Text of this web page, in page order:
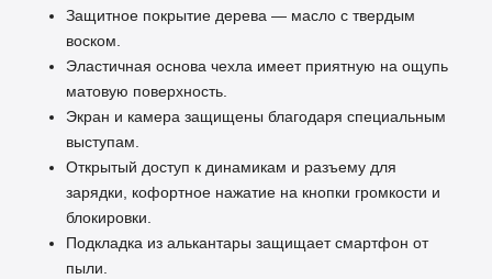
Защитное покрытие дерева — масло с твердым
воском.
Эластичная основа чехла имеет приятную на ощупь
матовую поверхность.
Экран и камера защищены благодаря специальным
выступам.
Открытый доступ к динамикам и разъему для
зарядки, кофортное нажатие на кнопки громкости и
блокировки.
Подкладка из алькантары защищает смартфон от
пыли.